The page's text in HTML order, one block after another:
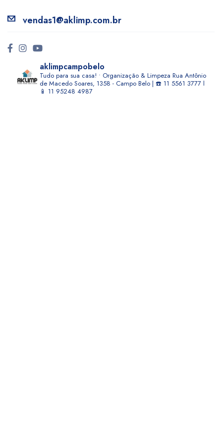
vendas1@aklimp.com.br
aklimpcampobelo
Tudo para sua casa! • Organização & Limpeza Rua Antônio
de Macedo Soares, 1358 - Campo Belo | ☎️ 11 5561 3777 l
📱 11 95248 4987